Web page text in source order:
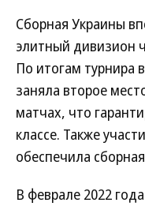
Сборная Украины
элитный дивизион
По итогам турнира
заняла второе
матчах, что
классе. Также
обеспечила
В феврале 2022